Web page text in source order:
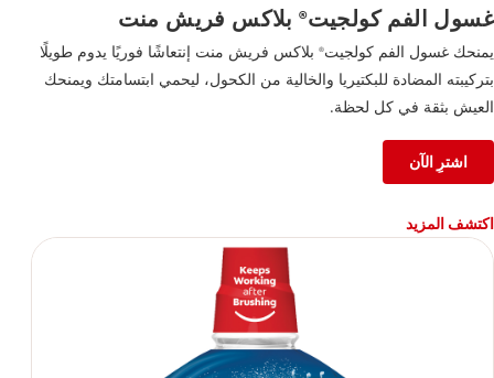
غسول الفم كولجيت®بلاكس فريش منت
يمنحك غسول الفم كولجيت® بلاكس فريش منت إنتعاشًا فوريًا يدوم طويلًا
بتركيبته المضادة للبكتيريا والخالية من الكحول، ليحمي ابتسامتك ويمنحك
العيش بثقة في كل لحظة.
اشترِ الآن
اكتشف المزيد